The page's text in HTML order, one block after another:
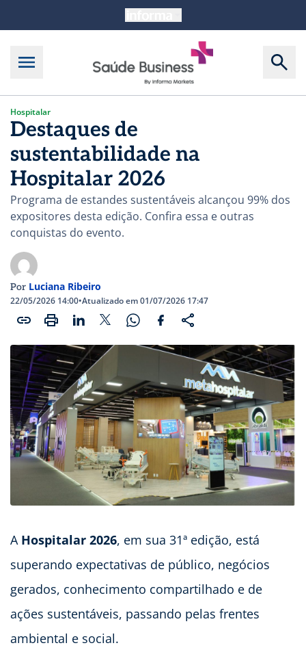
Hospitalar
Destaques de
sustentabilidade na
Hospitalar 2026
Programa de estandes sustentáveis alcançou 99% dos
expositores desta edição. Confira essa e outras
conquistas do evento.
Por Luciana Ribeiro
22/05/2026 14:00•Atualizado em 01/07/2026 17:47
A Hospitalar 2026, em sua 31ª edição, está
superando expectativas de público, negócios
gerados, conhecimento compartilhado e de
ações sustentáveis, passando pelas frentes
ambiental e social.